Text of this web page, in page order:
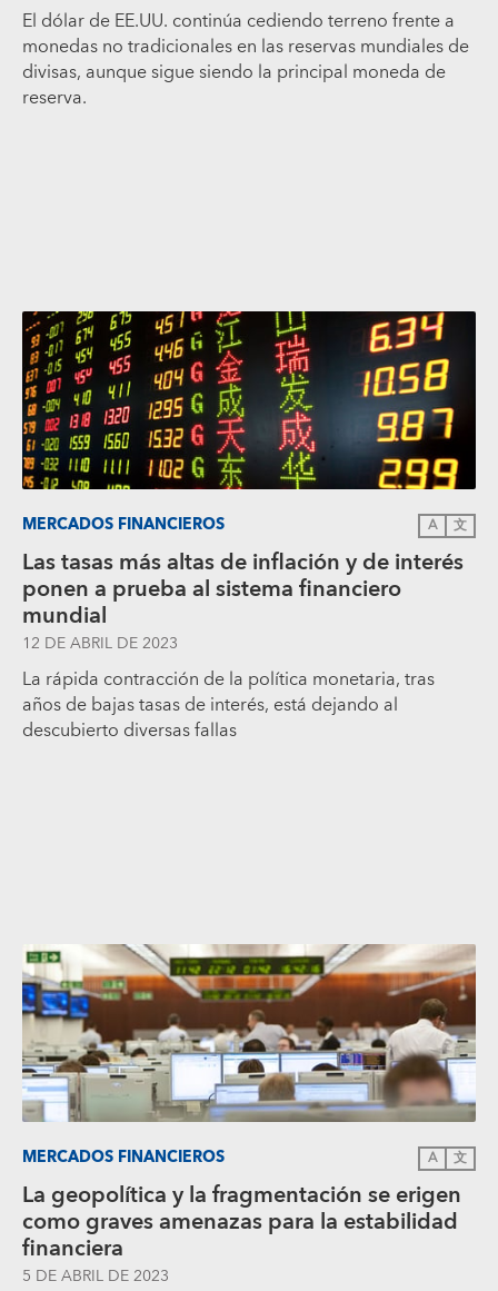
El dólar de EE.UU. continúa cediendo terreno frente a
monedas no tradicionales en las reservas mundiales de
divisas, aunque sigue siendo la principal moneda de
reserva.
MERCADOS FINANCIEROS A 文
Las tasas más altas de inflación y de interés
ponen a prueba al sistema financiero
mundial
12 DE ABRIL DE 2023
La rápida contracción de la política monetaria, tras
años de bajas tasas de interés, está dejando al
descubierto diversas fallas
MERCADOS FINANCIEROS A 文
La geopolítica y la fragmentación se erigen
como graves amenazas para la estabilidad
financiera
5 DE ABRIL DE 2023